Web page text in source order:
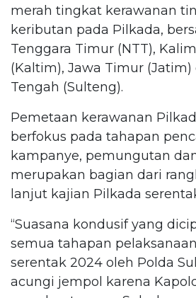
merah tingkat kerawanan
keributan pada Pilkada,
Tenggara Timur (NTT),
(Kaltim), Jawa Timur (Jatim)
Tengah (Sulteng).
Pemetaan kerawanan
berfokus pada tahapan
kampanye, pemungutan
merupakan bagian dari
lanjut kajian Pilkada
“Suasana kondusif yang
semua tahapan
serentak 2024 oleh Polda
acungi jempol karena